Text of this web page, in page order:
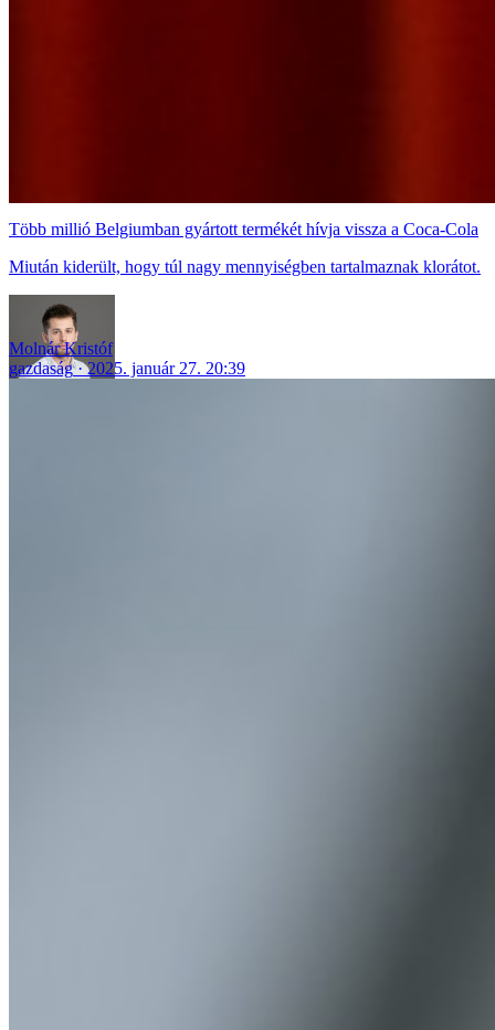
Több millió Belgiumban gyártott termékét hívja vissza a Coca-Cola
Miután kiderült, hogy túl nagy mennyiségben tartalmaznak klorátot.
Molnár Kristóf
gazdaság
2025. január 27. 20:39